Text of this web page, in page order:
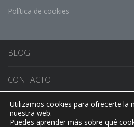
Política de cookies
BLOG
CONTACTO
CONMUTADOR DE IDIOMA
Utilizamos cookies para ofrecerte la
nuestra web.
Puedes aprender más sobre qué